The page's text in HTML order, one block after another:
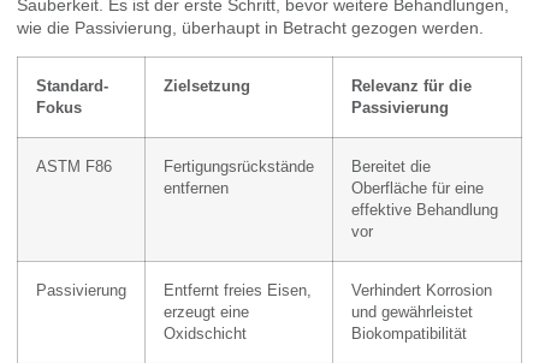
Sauberkeit. Es ist der erste Schritt, bevor weitere Behandlungen,
wie die Passivierung, überhaupt in Betracht gezogen werden.
Standard-
Fokus
Zielsetzung
Relevanz für die
Passivierung
ASTM F86
Fertigungsrückstände
entfernen
Bereitet die
Oberfläche für eine
effektive Behandlung
vor
Passivierung
Entfernt freies Eisen,
erzeugt eine
Oxidschicht
Verhindert Korrosion
und gewährleistet
Biokompatibilität